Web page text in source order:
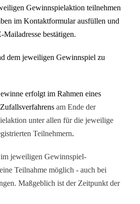
Gewinnspielaktion teilnehmen
im Kontaktformular ausfüllen und
Mailadresse bestätigen.
dem jeweiligen Gewinnspiel zu
erfolgt im Rahmen eines
am Ende der
unter allen für die jeweilige
Teilnehmern.
jeweiligen Gewinnspiel-
Teilnahme möglich - auch bei
Maßgeblich ist der Zeitpunkt der